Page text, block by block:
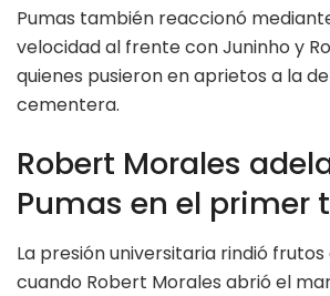
Pumas también reaccionó
velocidad al frente con Juninho y
quienes pusieron en aprietos a la
cementera.
Robert Morales
Pumas en el primer
La presión universitaria rindió frutos
cuando Robert Morales abrió el